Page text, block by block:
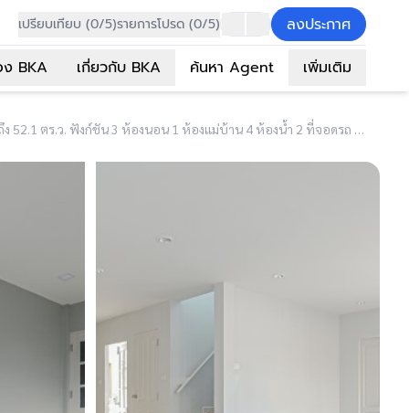
เปรียบเทียบ (0/5)รายการโปรด (0/5)
ลงประกาศ
BKA
เกี่ยวกับ BKA ค้นหา Agent เพิ่มเติม
(B4374) บ้านมือสองตกแต่งใหม่ ม.คุณาลัย ปิ่นเกล้า หลังมุม! เนื้อที่มากถึง 52.1 ตร.ว. ฟังก์ชัน 3 ห้องนอน 1 ห้องแม่บ้าน 4 ห้องน้ำ 2 ที่จอดรถ บ้านสวยตกแต่งพร้อมเข้าอยู่ บนทำเลศักยภาพ ใกล้เซ็นทรัลปิ่นเกล้า, เซ็นทรัลศาลายา, ม.มหิดล และทางด่วน "กาญจนาภิเษก"